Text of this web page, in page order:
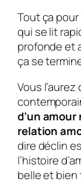
Tout ça
qui se lit
profonde et
ça se
Vous l’aurez
d’un amour
relation
dire déclin
l’histoire
belle et bien